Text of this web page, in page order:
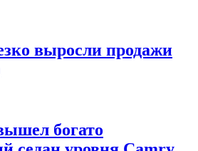
выросли продажи
богато